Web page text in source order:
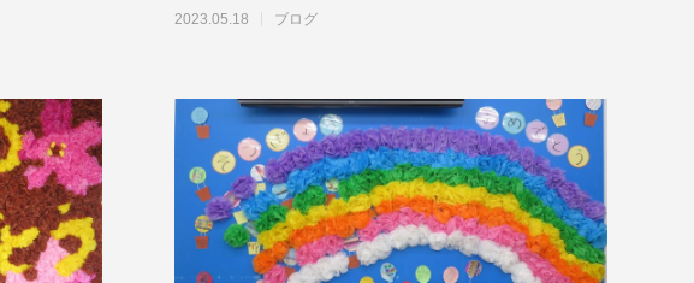
涼しかったり・・・体調を崩さないようにし
2023.05.18 ブログ